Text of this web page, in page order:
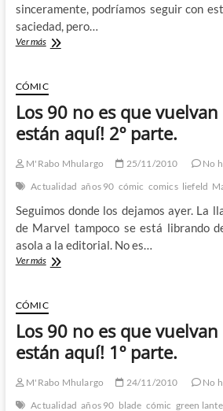
sinceramente, podríamos seguir con
saciedad, pero…
Ver másTop5
peores
cómics
de
2010
según
CÓMIC
Los 90 no es que vuelvan
están aquí! 2º parte.
M'Rabo Mhulargo 25/11/2010
No
Actualidad años 90 cómic comics liefeld
Seguimos donde los dejamos ayer. La
de Marvel tampoco se está librando
asola a la editorial. No es…
Ver másLos
es
que
vuelvan
¡Es
que
están
aquí!
CÓMIC
Los 90 no es que vuelvan
están aquí! 1º parte.
M'Rabo Mhulargo 24/11/2010
No
Actualidad años 90 blade cómic green